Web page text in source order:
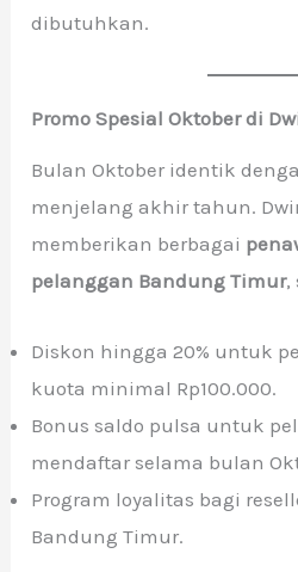
dibutuhkan.
Promo Spesial Oktober di
Bulan Oktober identik
menjelang akhir tahun.
memberikan berbagai
pelanggan Bandung Timur,
Diskon hingga 20% untuk
kuota minimal Rp100.000.
Bonus saldo pulsa untuk
mendaftar selama bulan
Program loyalitas bagi
Bandung Timur.